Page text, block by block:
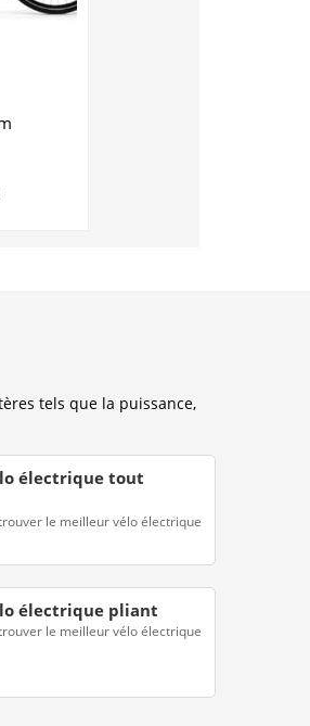
tels que la puissance,
électrique tout
le meilleur vélo électrique
électrique pliant
le meilleur vélo électrique